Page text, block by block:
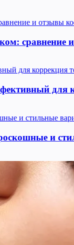
сравнение
для
и